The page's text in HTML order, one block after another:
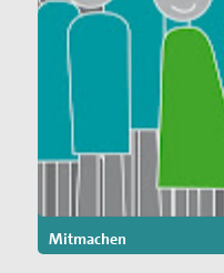
Mitmachen